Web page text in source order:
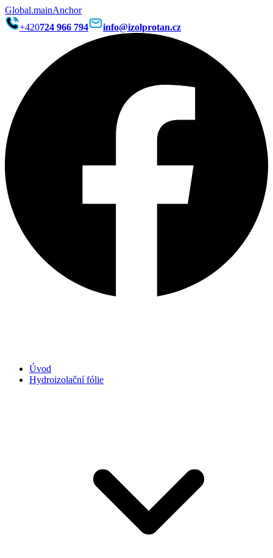
Global.mainAnchor
+420724 966 794 info@izolprotan.cz
Úvod
Hydroizolační fólie